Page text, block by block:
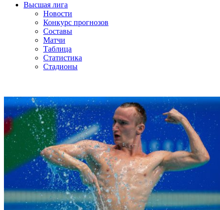
Высшая лига
Новости
Конкурс прогнозов
Составы
Матчи
Таблица
Статистика
Стадионы